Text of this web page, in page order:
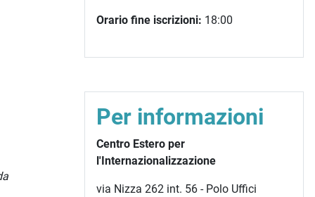
Orario fine iscrizioni: 18:00
Per informazioni
Centro Estero per
l'Internazionalizzazione
via Nizza 262 int. 56 - Polo Uffici